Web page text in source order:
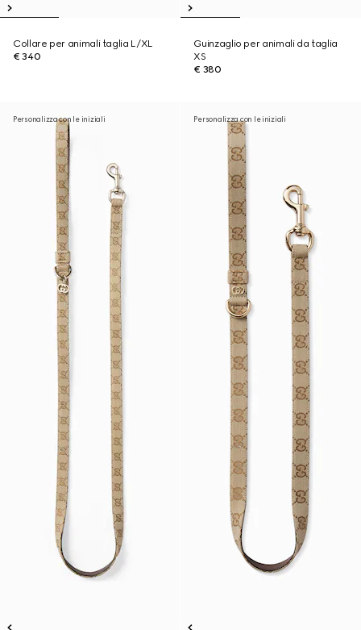
Collare per animali taglia L/XL
€ 340
Guinzaglio per animali da taglia
XS
€ 380
Personalizza con le iniziali Personalizza con le iniziali